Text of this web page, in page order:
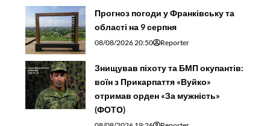
Прогноз погоди у Франківську та
області на 9 серпня
08/08/2026 20:50 Reporter
Знищував піхоту та БМП окупантів:
воїн з Прикарпаття «Вуйко»
отримав орден «За мужність»
(ФОТО)